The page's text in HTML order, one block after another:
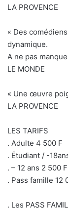
LA PROVENCE
« Des
dynamique.
A ne pas
LE MONDE
« Une œuvre
LA PROVENCE
LES TARIFS
. Adulte 4 500 F
. Étudiant / -
. – 12 ans 2 500 F
. Pass famille 12
. Les PASS